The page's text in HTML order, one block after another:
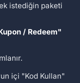
istediğin paketi
/ Redeem"
içi "Kod Kullan"